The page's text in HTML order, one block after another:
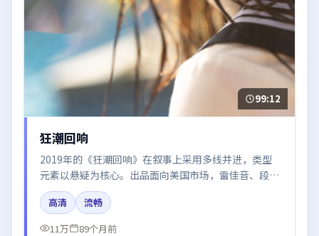
99:12
狂潮回响
2019年的《狂潮回响》在叙事上采用多线并进，类型
元素以悬疑为核心。出品面向美国市场，雷佳音、段奕
宏、廖凡所饰角色推动关键反转，结尾留白引发讨论。
高清
流畅
11万
89个月前